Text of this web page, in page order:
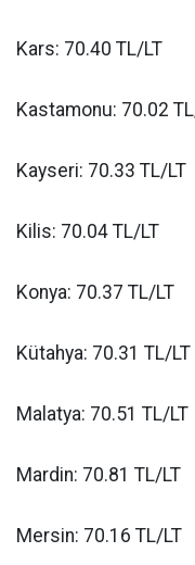
Kars: 70.40 TL/LT
Kastamonu: 70.02
Kayseri: 70.33 TL/LT
Kilis: 70.04 TL/LT
Konya: 70.37 TL/LT
Kütahya: 70.31 TL/LT
Malatya: 70.51 TL/LT
Mardin: 70.81 TL/LT
Mersin: 70.16 TL/LT